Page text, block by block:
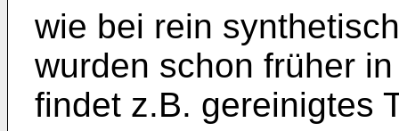
wie bei rein
wurden schon früher
findet z.B. gereinigtes